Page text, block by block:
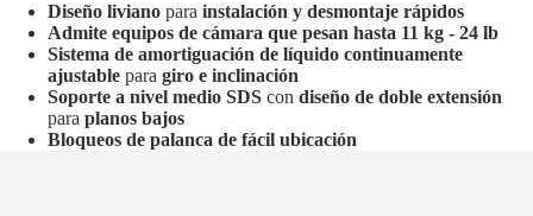
Diseño liviano para instalación y desmontaje rápidos
Admite equipos de cámara que pesan hasta 11 kg - 24 lb
Sistema de amortiguación de líquido continuamente
ajustable para giro e inclinación
Soporte a nivel medio SDS con diseño de doble extensión
para planos bajos
Bloqueos de palanca de fácil ubicación